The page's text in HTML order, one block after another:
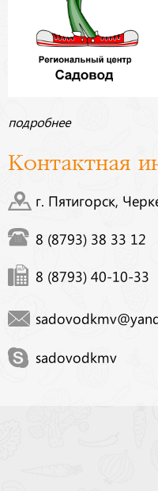
подробнее
Контактная
г. Пятигорск,
8 (8793) 38 33 12
8 (8793) 40-10-33
sadovodkmv